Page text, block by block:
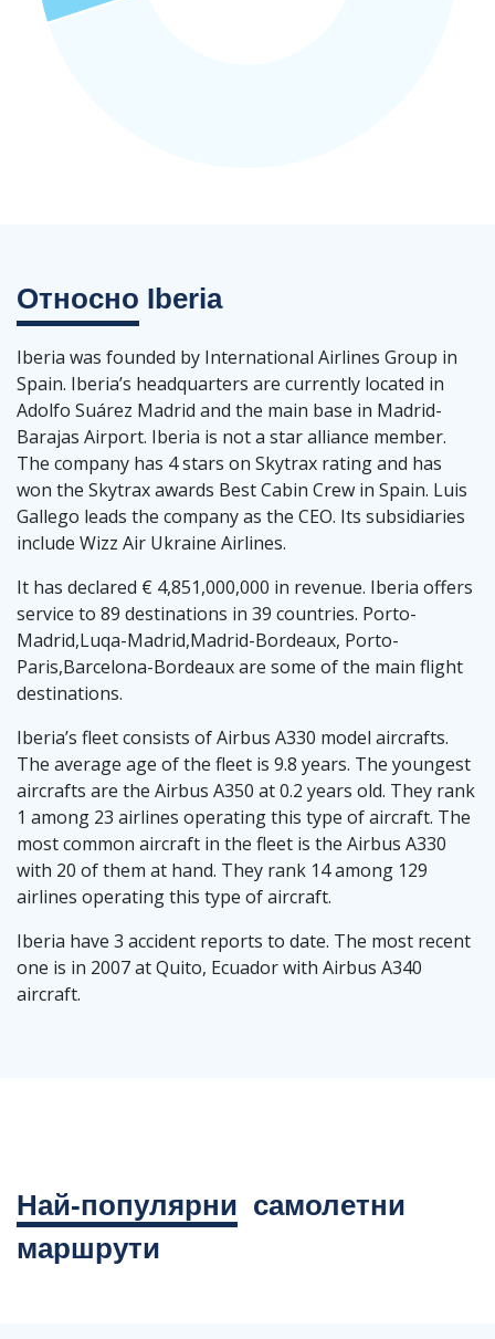
Относно Iberia
Iberia was founded by International Airlines Group in
Spain. Iberia’s headquarters are currently located in
Adolfo Suárez Madrid and the main base in Madrid-
Barajas Airport. Iberia is not a star alliance member.
The company has 4 stars on Skytrax rating and has
won the Skytrax awards Best Cabin Crew in Spain. Luis
Gallego leads the company as the CEO. Its subsidiaries
include Wizz Air Ukraine Airlines.
It has declared € 4,851,000,000 in revenue. Iberia offers
service to 89 destinations in 39 countries. Porto-
Madrid,Luqa-Madrid,Madrid-Bordeaux, Porto-
Paris,Barcelona-Bordeaux are some of the main flight
destinations.
Iberia’s fleet consists of Airbus A330 model aircrafts.
The average age of the fleet is 9.8 years. The youngest
aircrafts are the Airbus A350 at 0.2 years old. They rank
1 among 23 airlines operating this type of aircraft. The
most common aircraft in the fleet is the Airbus A330
with 20 of them at hand. They rank 14 among 129
airlines operating this type of aircraft.
Iberia have 3 accident reports to date. The most recent
one is in 2007 at Quito, Ecuador with Airbus A340
aircraft.
Най-популярни самолетни
маршрути